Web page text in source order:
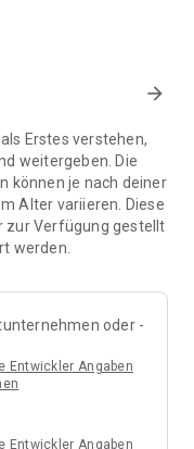
erstellen und
und erledigt den
Importiere
sie
arrow_forward
Erstes verstehen,
weitergeben. Die
können je nach deiner
Alter variieren. Diese
zur Verfügung gestellt
werden.
oder -
Entwickler Angaben
Entwickler Angaben